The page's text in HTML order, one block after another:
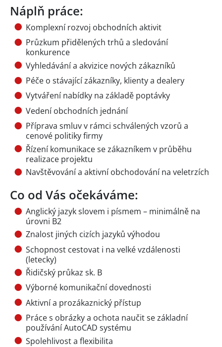
Náplň práce:
Komplexní rozvoj obchodních aktivit
Průzkum přidělených trhů a sledování
konkurence
Vyhledávání a akvizice nových zákazníků
Péče o stávající zákazníky, klienty a dealery
Vytváření nabídky na základě poptávky
Vedení obchodních jednání
Příprava smluv v rámci schválených vzorů a
cenové politiky firmy
Řízení komunikace se zákazníkem v průběhu
realizace projektu
Navštěvování a aktivní obchodování na veletrzích
Co od Vás očekáváme:
Anglický jazyk slovem i písmem – minimálně na
úrovni B2
Znalost jiných cizích jazyků výhodou
Schopnost cestovat i na velké vzdálenosti
(letecky)
Řidičský průkaz sk. B
Výborné komunikační dovednosti
Aktivní a prozákaznický přístup
Práce s obrázky a ochota naučit se základní
používání AutoCAD systému
Spolehlivost a flexibilita